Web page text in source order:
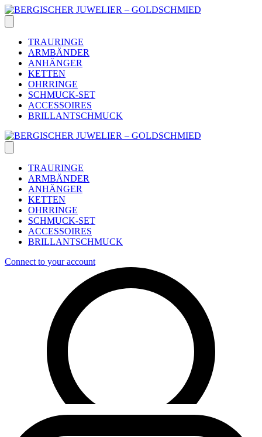
Skip
to
content
TRAURINGE
ARMBÄNDER
ANHÄNGER
KETTEN
OHRRINGE
SCHMUCK-SET
ACCESSOIRES
BRILLANTSCHMUCK
TRAURINGE
ARMBÄNDER
ANHÄNGER
KETTEN
OHRRINGE
SCHMUCK-SET
ACCESSOIRES
BRILLANTSCHMUCK
Connect to your account